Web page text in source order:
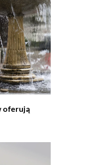
oferują